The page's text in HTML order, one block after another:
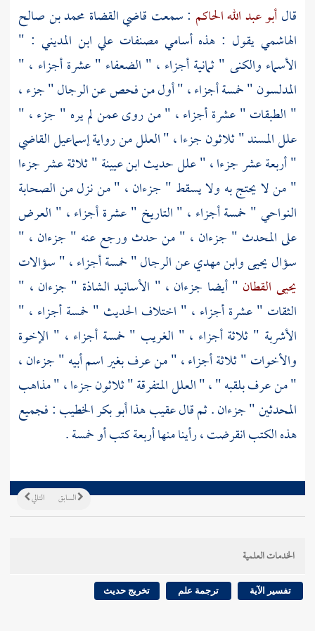
قالأبو عبد الله الحاكم : سمعت قاضي القضاة محمد بن صالح
الهاشمييقول : هذه أسامي مصنفات علي ابن المديني : "
الأسماء والكنى " ثمانية أجزاء ، " الضعفاء " عشرة أجزاء ، "
المدلسون " خمسة أجزاء ، " أول من فحص عن الرجال " جزء ،
" الطبقات " عشرة أجزاء ، " من روى عمن لم يره " جزء ، "
علل المسند " ثلاثون جزءا ، " العلل من روايةإسماعيل القاضي
" أربعة عشر جزءا ، " علل حديثابن عيينة" ثلاثة عشر جزءا
" من لا يحتج به ولا يسقط " جزءان ، " من نزل من الصحابة
النواحي " خمسة أجزاء ، " التاريخ " عشرة أجزاء ، " العرض
على المحدث " جزءان ، " من حدث ورجع عنه " جزءان ، "
سؤاليحيىوابن مهديعن الرجال " خمسة أجزاء ، " سؤالات
يحيى القطان " أيضا جزءان ، " الأسانيد الشاذة " جزءان ، "
الثقات " عشرة أجزاء ، " اختلاف الحديث " خمسة أجزاء ، "
الأشربة " ثلاثة أجزاء ، " الغريب " خمسة أجزاء ، " الإخوة
والأخوات " ثلاثة أجزاء ، " من عرف بغير اسم أبيه " جزءان ،
" من عرف بلقبه " ، " العلل المتفرقة " ثلاثون جزءا ، " مذاهب
المحدثين " جزءان . ثم قال عقيب هذاأبو بكر الخطيب: فجميع
هذه الكتب انقرضت ، رأينا منها أربعة كتب أو خمسة .
التالي السابق
الخدمات العلمية
تفسير الآية ترجمة علم تخريج حديث